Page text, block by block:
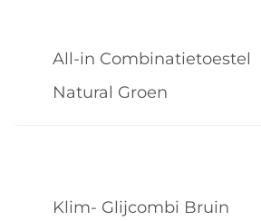
All-in Combinatietoestel
Natural Groen
Klim- Glijcombi Bruin